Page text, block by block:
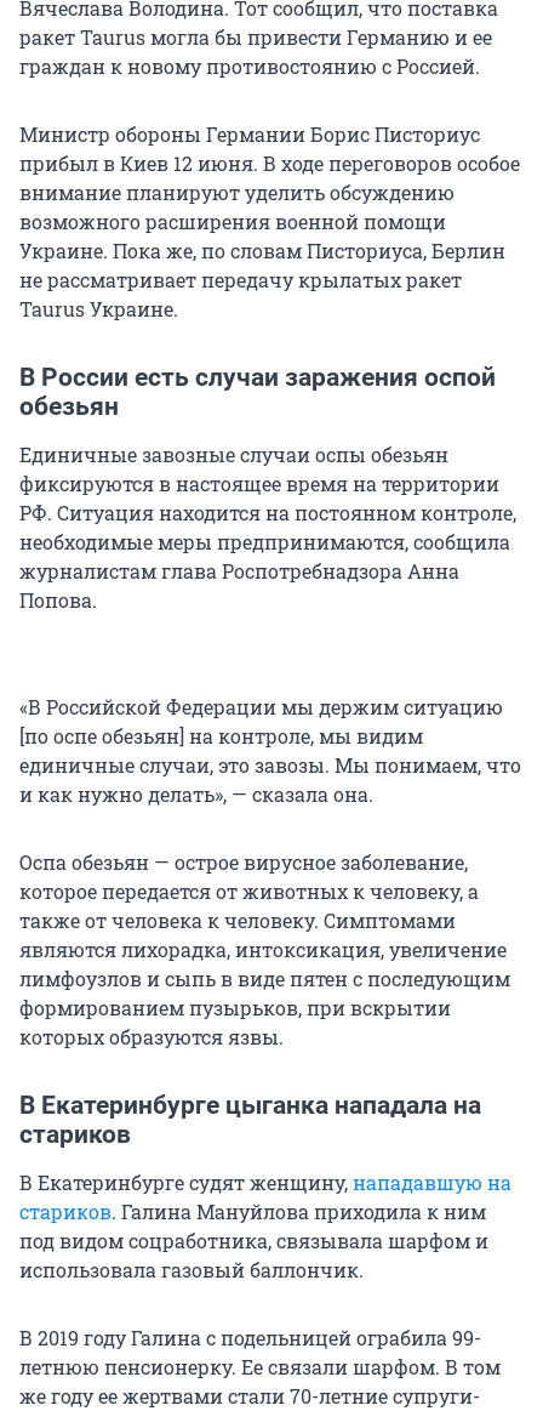
Вячеслава Володина. Тот сообщил, что поставка
ракет Taurus могла бы привести Германию и ее
граждан к новому противостоянию с Россией.
Министр обороны Германии Борис Писториус
прибыл в Киев 12 июня. В ходе переговоров особое
внимание планируют уделить обсуждению
возможного расширения военной помощи
Украине. Пока же, по словам Писториуса, Берлин
не рассматривает передачу крылатых ракет
Taurus Украине.
В России есть случаи заражения оспой
обезьян
Единичные завозные случаи оспы обезьян
фиксируются в настоящее время на территории
РФ. Ситуация находится на постоянном контроле,
необходимые меры предпринимаются, сообщила
журналистам глава Роспотребнадзора Анна
Попова.
«В Российской Федерации мы держим ситуацию
[по оспе обезьян] на контроле, мы видим
единичные случаи, это завозы. Мы понимаем, что
и как нужно делать», — сказала она.
Оспа обезьян — острое вирусное заболевание,
которое передается от животных к человеку, а
также от человека к человеку. Симптомами
являются лихорадка, интоксикация, увеличение
лимфоузлов и сыпь в виде пятен с последующим
формированием пузырьков, при вскрытии
которых образуются язвы.
В Екатеринбурге цыганка нападала на
стариков
В Екатеринбурге судят женщину,нападавшую на
стариков. Галина Мануйлова приходила к ним
под видом соцработника, связывала шарфом и
использовала газовый баллончик.
В 2019 году Галина с подельницей ограбила 99-
летнюю пенсионерку. Ее связали шарфом. В том
же году ее жертвами стали 70-летние супруги-